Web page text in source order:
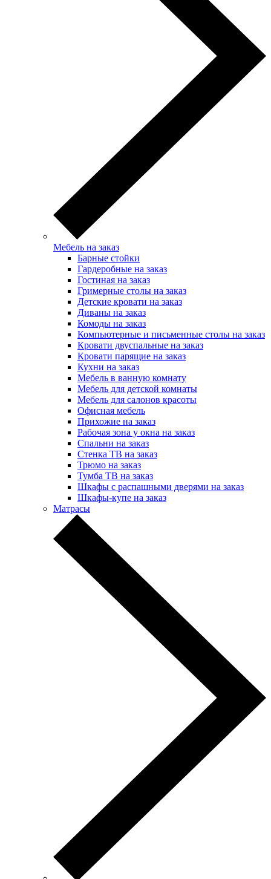
Мебель на заказ
Барные стойки
Гардеробные на заказ
Гостиная на заказ
Гримерные столы на заказ
Детские кровати на заказ
Диваны на заказ
Комоды на заказ
Компьютерные и письменные столы на заказ
Кровати двуспальные на заказ
Кровати парящие на заказ
Кухни на заказ
Мебель в ванную комнату
Мебель для детской комнаты
Мебель для салонов красоты
Офисная мебель
Прихожие на заказ
Рабочая зона у окна на заказ
Спальни на заказ
Стенка ТВ на заказ
Трюмо на заказ
Тумба ТВ на заказ
Шкафы с распашными дверями на заказ
Шкафы-купе на заказ
Матрасы